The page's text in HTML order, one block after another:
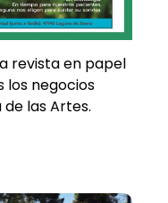
revista en papel
los negocios
las Artes.